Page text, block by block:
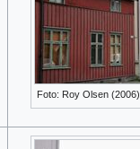
Foto: Roy Olsen (2006)